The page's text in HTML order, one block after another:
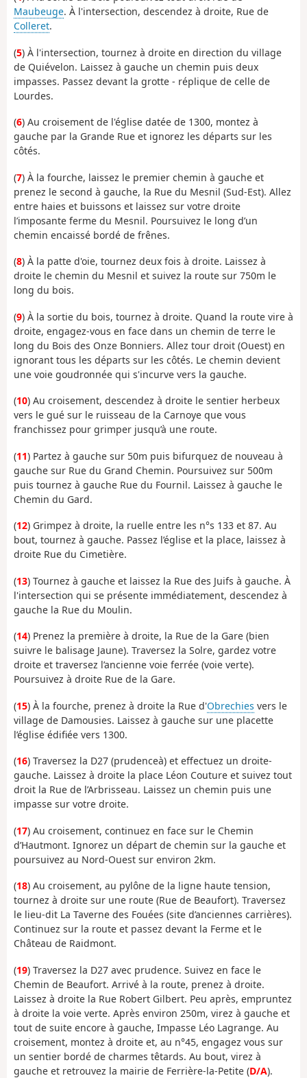
Maubeuge. À l'intersection, descendez à droite, Rue de
Colleret.
(5) À l'intersection, tournez à droite en direction du village
de Quiévelon. Laissez à gauche un chemin puis deux
impasses. Passez devant la grotte - réplique de celle de
Lourdes.
(6) Au croisement de l'église datée de 1300, montez à
gauche par la Grande Rue et ignorez les départs sur les
côtés.
(7) À la fourche, laissez le premier chemin à gauche et
prenez le second à gauche, la Rue du Mesnil (Sud-Est). Allez
entre haies et buissons et laissez sur votre droite
l’imposante ferme du Mesnil. Poursuivez le long d’un
chemin encaissé bordé de frênes.
(8) À la patte d'oie, tournez deux fois à droite. Laissez à
droite le chemin du Mesnil et suivez la route sur 750m le
long du bois.
(9) À la sortie du bois, tournez à droite. Quand la route vire à
droite, engagez-vous en face dans un chemin de terre le
long du Bois des Onze Bonniers. Allez tour droit (Ouest) en
ignorant tous les départs sur les côtés. Le chemin devient
une voie goudronnée qui s'incurve vers la gauche.
(10) Au croisement, descendez à droite le sentier herbeux
vers le gué sur le ruisseau de la Carnoye que vous
franchissez pour grimper jusqu’à une route.
(11) Partez à gauche sur 50m puis bifurquez de nouveau à
gauche sur Rue du Grand Chemin. Poursuivez sur 500m
puis tournez à gauche Rue du Fournil. Laissez à gauche le
Chemin du Gard.
(12) Grimpez à droite, la ruelle entre les n°s 133 et 87. Au
bout, tournez à gauche. Passez l’église et la place, laissez à
droite Rue du Cimetière.
(13) Tournez à gauche et laissez la Rue des Juifs à gauche. À
l'intersection qui se présente immédiatement, descendez à
gauche la Rue du Moulin.
(14) Prenez la première à droite, la Rue de la Gare (bien
suivre le balisage Jaune). Traversez la Solre, gardez votre
droite et traversez l’ancienne voie ferrée (voie verte).
Poursuivez à droite Rue de la Gare.
(15) À la fourche, prenez à droite la Rue d'Obrechies vers le
village de Damousies. Laissez à gauche sur une placette
l’église édifiée vers 1300.
(16) Traversez la D27 (prudenceà) et effectuez un droite-
gauche. Laissez à droite la place Léon Couture et suivez tout
droit la Rue de l’Arbrisseau. Laissez un chemin puis une
impasse sur votre droite.
(17) Au croisement, continuez en face sur le Chemin
d’Hautmont. Ignorez un départ de chemin sur la gauche et
poursuivez au Nord-Ouest sur environ 2km.
(18) Au croisement, au pylône de la ligne haute tension,
tournez à droite sur une route (Rue de Beaufort). Traversez
le lieu-dit La Taverne des Fouées (site d’anciennes carrières).
Continuez sur la route et passez devant la Ferme et le
Château de Raidmont.
(19) Traversez la D27 avec prudence. Suivez en face le
Chemin de Beaufort. Arrivé à la route, prenez à droite.
Laissez à droite la Rue Robert Gilbert. Peu après, empruntez
à droite la voie verte. Après environ 250m, virez à gauche et
tout de suite encore à gauche, Impasse Léo Lagrange. Au
croisement, montez à droite et, au n°45, engagez vous sur
un sentier bordé de charmes têtards. Au bout, virez à
gauche et retrouvez la mairie de Ferrière-la-Petite (D/A).